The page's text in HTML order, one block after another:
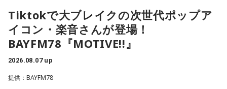
ってしまって、女性の幸運色を用いたお守りはその日に無く
なってしまいました。
1.京都　10-FEET　/　第ゼロ感
2.島根　竹内まりや　/　元気を出して
3.長崎　MISIA　/　アイノカタチ feat. HIDE（GReeeeN）
5.青森　吉幾三　/　俺ら東京さ行ぐだ
「サラドレ」投票はこちら
8月10日（月）：能登有沙 サラドレ甲子園
YAMAMAN presents MUSIC SALAD FROM U-kari STUDIO
Tiktokで大ブレイクの次世代ポップア
イコン・楽音さんが登場！
BAYFM78『MOTIVE!!』
2026.08.07 up
提供：BAYFM78